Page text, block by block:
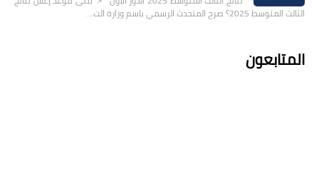
الثالث المتوسط 2025؟ صرح المتحدث الرسمي باسم وزارة الت…
المتابعون